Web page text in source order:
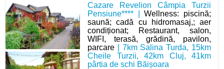
Cazare Revelion Câmpia Turzii
Pensiune**** |Wellness: piscină;
saună; cadă cu hidromasaj,; aer
condiționat; Restaurant, salon,
WIFI, terasă, grădină, pavilon,
parcare | 7km Salina Turda, 15km
Cheile Turzii, 42km Cluj, 41km
pârtia de schi Băișoara